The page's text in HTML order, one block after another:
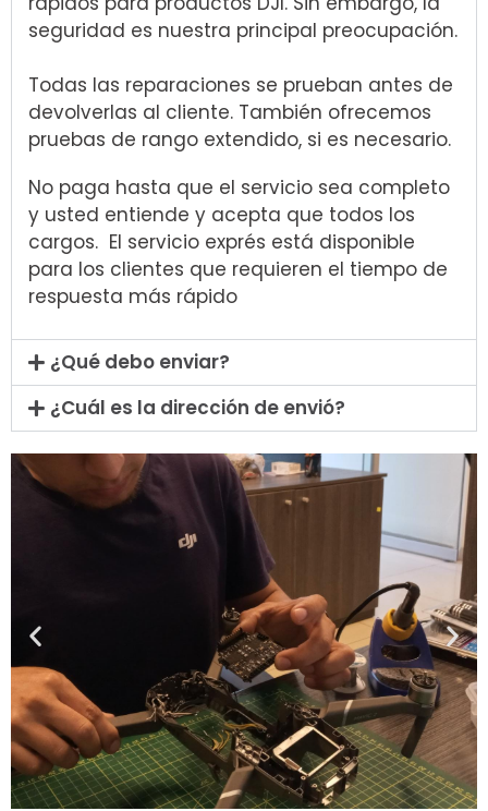
seguridad es nuestra principal preocupación.
Todas las reparaciones se prueban antes de
devolverlas al cliente. También ofrecemos
pruebas de rango extendido, si es necesario.
No paga hasta que el servicio sea completo
y usted entiende y acepta que todos los
cargos. El servicio exprés está disponible
para los clientes que requieren el tiempo de
respuesta más rápido
¿Qué debo enviar?
¿Cuál es la dirección de envió?